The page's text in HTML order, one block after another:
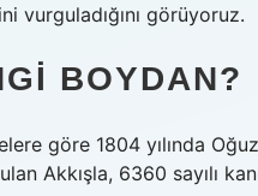
görüyoruz.
BOYDAN?
göre 1804 yılında
Akkışla, 6360 sayılı